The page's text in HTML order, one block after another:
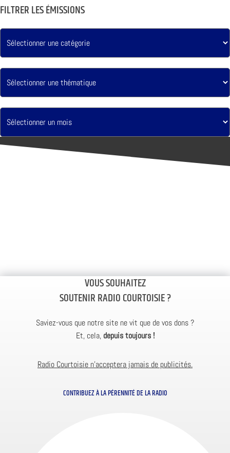
FILTRER LES ÉMISSIONS
VOUS SOUHAITEZ
SOUTENIR RADIO COURTOISIE ?
Saviez-vous que notre site ne vit que de vos dons ?
Et, cela, depuis toujours !
Radio Courtoisie n’acceptera jamais de publicités.
CONTRIBUEZ À LA PÉRENNITÉ DE LA RADIO